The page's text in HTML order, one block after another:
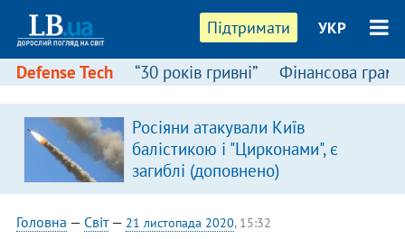
Підтримати УКР
Defense Tech “30 років гривні” Фінансова
Росіяни атакували Київ
балістикою і "Цирконами", є
загиблі (доповнено)
Головна — Світ— 21 листопада 2020, 15:32